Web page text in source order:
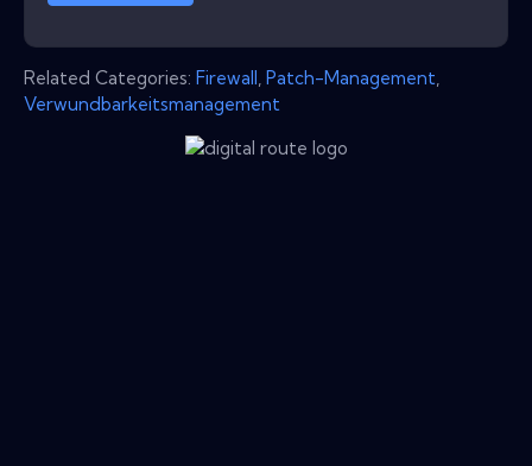
Related Categories: Firewall Patch-Management
Verwundbarkeitsmanagement